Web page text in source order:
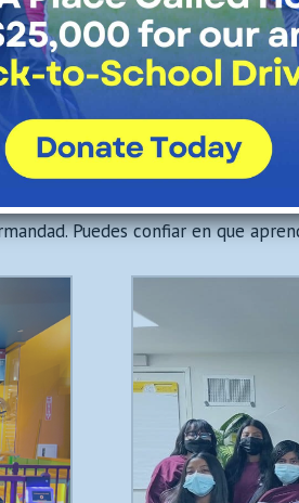
algo nuevo cada día».
Puedes confiar en que